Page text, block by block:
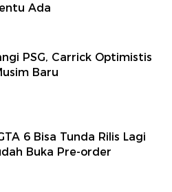
Ada
PSG, Carrick Optimistis
Baru
6 Bisa Tunda Rilis Lagi
Buka Pre-order